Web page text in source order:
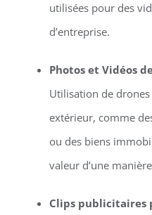
utilisées pour des
d’entreprise.
Photos et Vidéos
Utilisation de
extérieur, comme
ou des biens
valeur d’une
Clips publicitaires